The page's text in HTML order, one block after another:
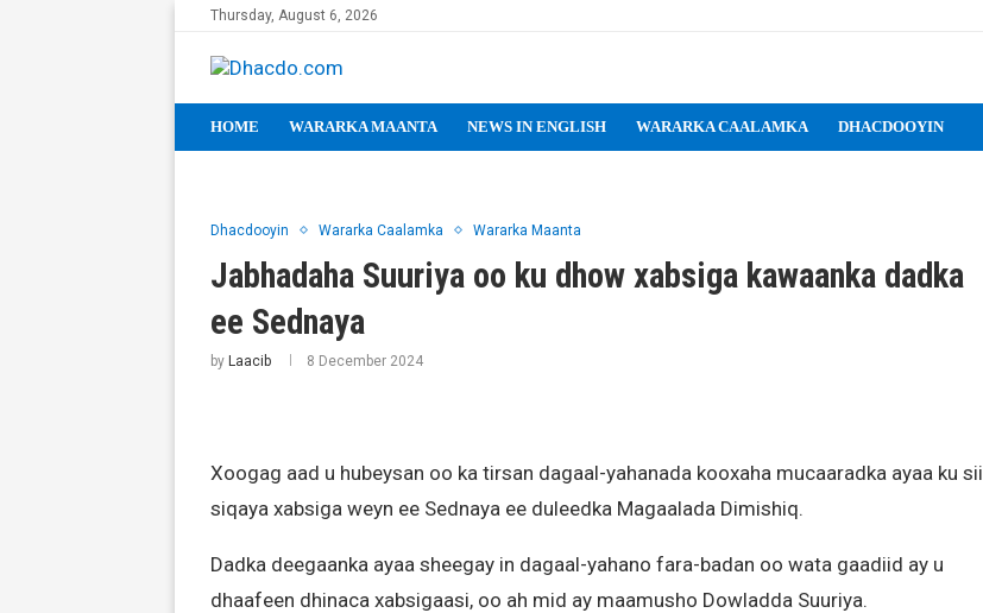
Thursday, August 6, 2026
HOME WARARKA MAANTA NEWS IN ENGLISH WARARKA CAALAMKA DHACDOOYIN
Dhacdooyin Wararka Caalamka Wararka Maanta
Jabhadaha Suuriya oo ku dhow xabsiga kawaanka dadka
ee Sednaya
by Laacib 8 December 2024
Xoogag aad u hubeysan oo ka tirsan dagaal-yahanada kooxaha mucaaradka ayaa ku sii
siqaya xabsiga weyn ee Sednaya ee duleedka Magaalada Dimishiq.
Dadka deegaanka ayaa sheegay in dagaal-yahano fara-badan oo wata gaadiid ay u
dhaafeen dhinaca xabsigaasi, oo ah mid ay maamusho Dowladda Suuriya.